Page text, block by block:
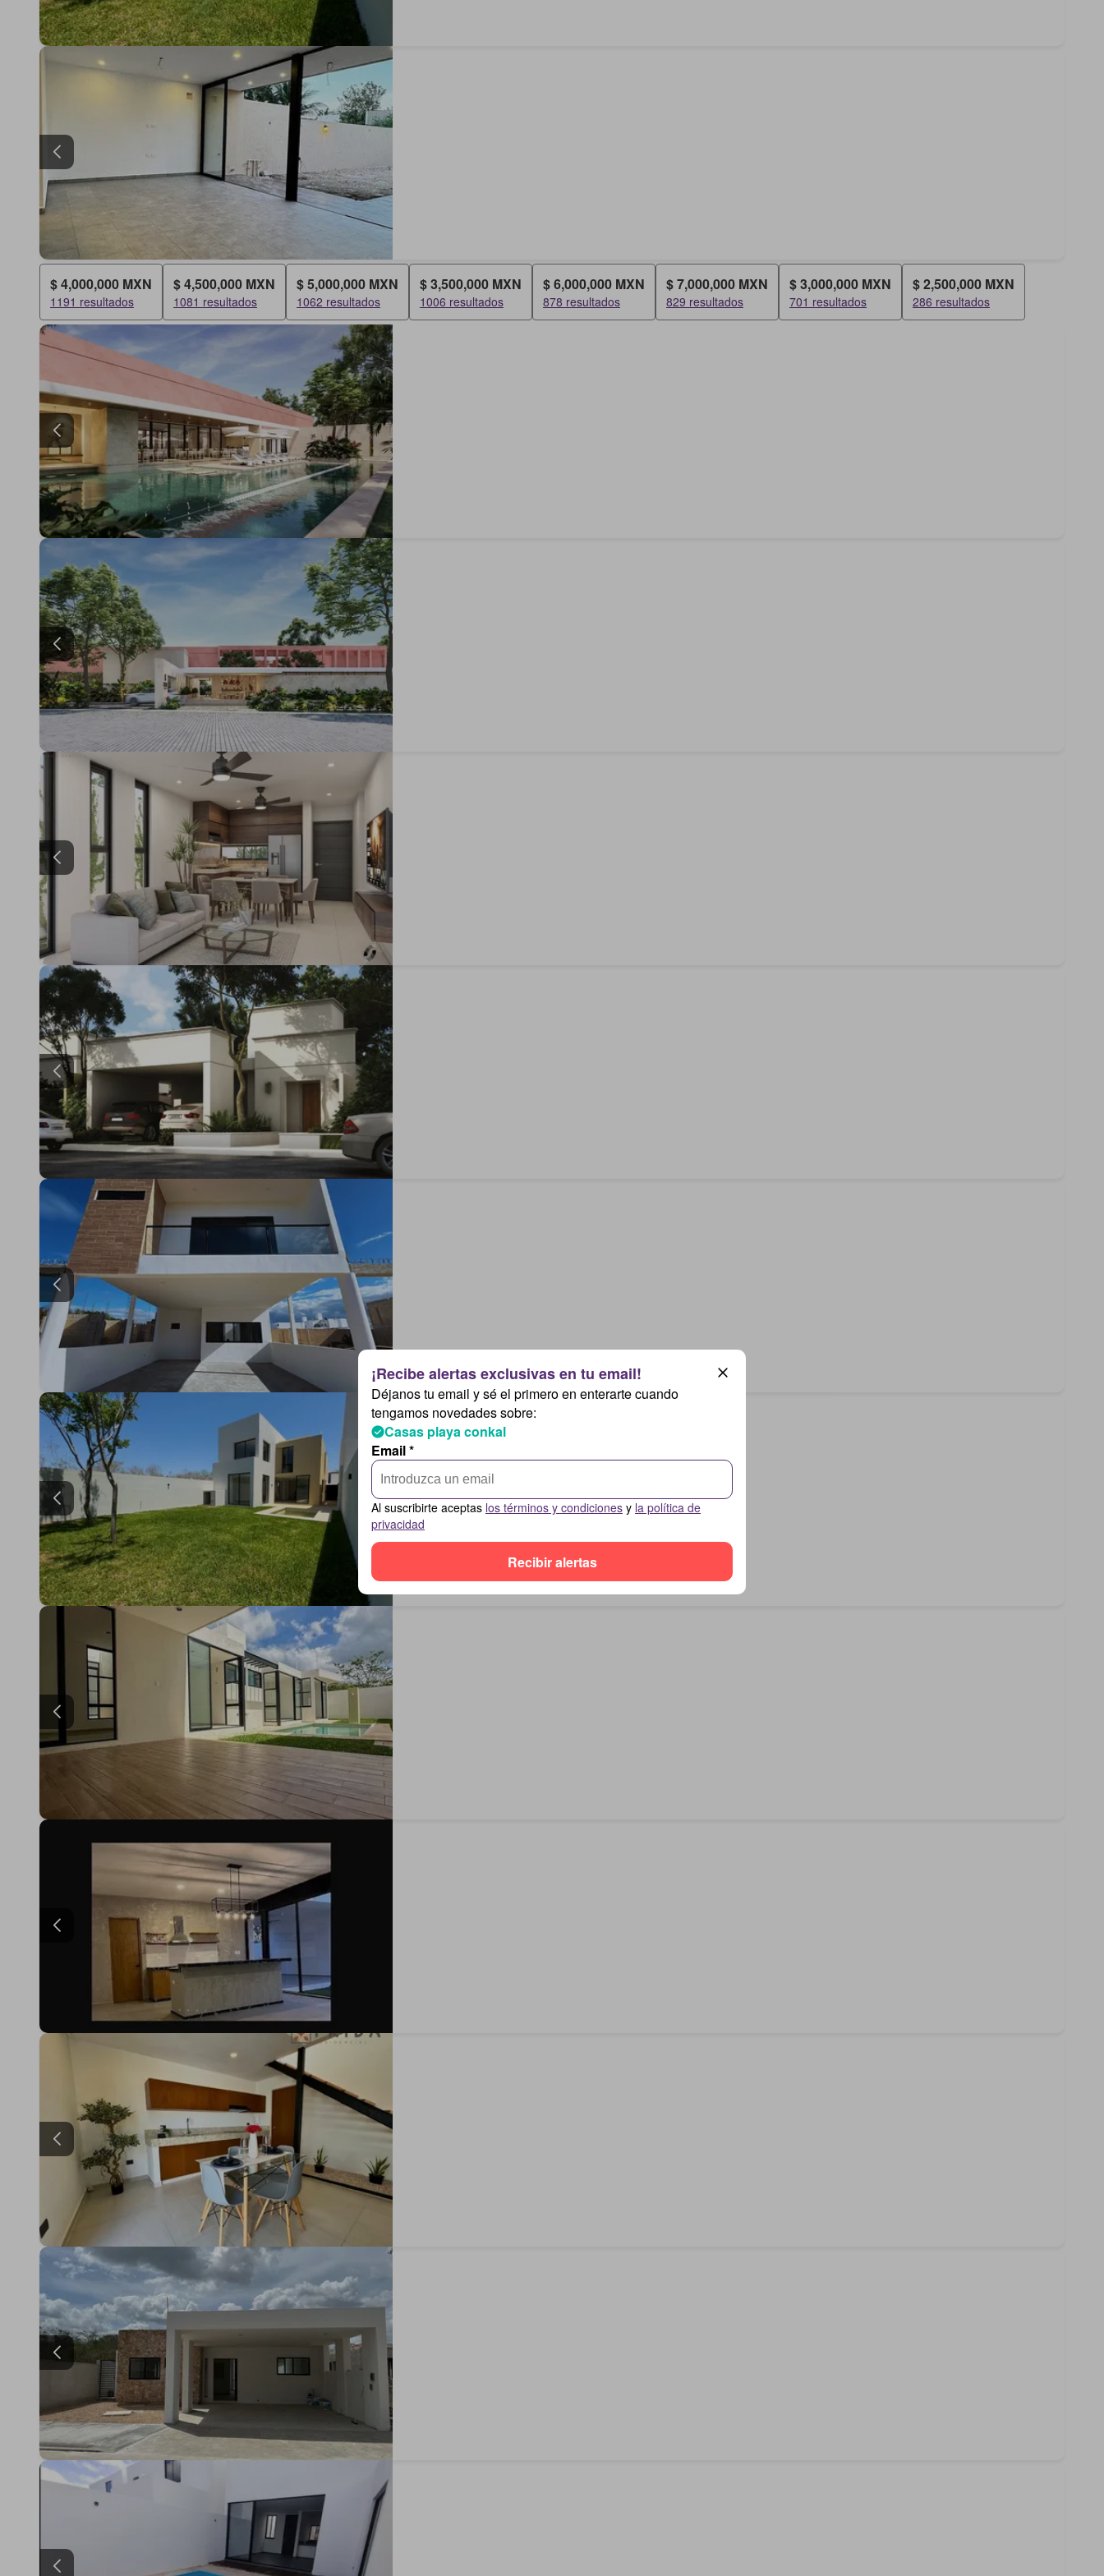
$ 4,000,000 MXN
1191 resultados
$ 4,500,000 MXN
1081 resultados
$ 5,000,000 MXN
1062 resultados
$ 3,500,000 MXN
1006 resultados
$ 6,000,000 MXN
878 resultados
$ 7,000,000 MXN
829 resultados
$ 3,000,000 MXN
701 resultados
$ 2,500,000 MXN
286 resultados
Déjanos tu email y sé el primero en enterarte cuando
tengamos novedades sobre:
Casas playa conkal
Email *
Al suscribirte aceptas los términos y condiciones y la política de
privacidad
Recibir alertas